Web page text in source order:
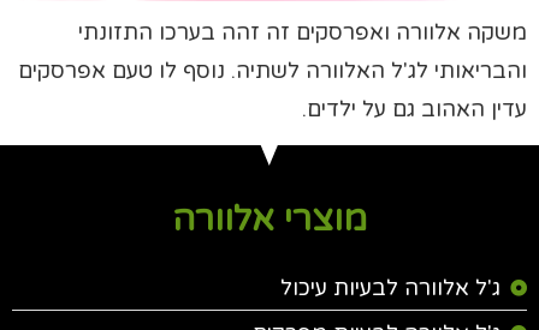
משקה אלוורה ואפרסקים זה זהה בערכו התזונתי
והבריאותי לג'ל האלוורה לשתיה. נוסף לו טעם אפרסקים
עדין האהוב גם על ילדים.
מוצרי אלוורה
ג'ל אלוורה לבעיות עיכול